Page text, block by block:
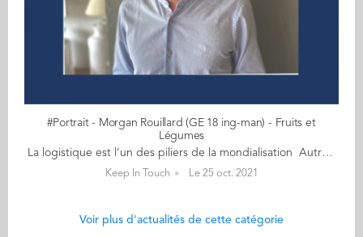
#Portrait - Morgan Rouillard (GE 18 ing-man) - Fruits et
Légumes
La logistique est l’un des piliers de la mondialisation Autrefois un brin sportif, Morgan Rouillard (GE 18) court, à présent, davantage après ses fruits et légumes, un monde exigeant qui ne dort jamais ! Avant même l'obtention de son double diplôme, Morgan se lance à l'assaut de ces denrées périssables et climatosensibles. Cet ingénieur-manager garde la banane en toutes circonstances et peut s'appuyer sur sa patience, son grand sens de l'écoute pour mener à bien ses missions. Actuellement acheteur fruits et légumes chez LIDL France, Morgan se confie sur son métier et cette filière bien spécifique... sans nous raconter de salades bien sûr ! 1) Qu’est-ce qui vous a attiré en premier : le métier d’acheteur ou le secteur ‘fruits et légumes’ ? Après un bac S, j’ai choisi de m’orienter vers le monde de l’Agriculture et de l’Alimentation pour deux raisons : - L’Homme aura toujours besoin de se nourrir ce qui implique que les métiers liés à l’alimentaire seront toujours présents ; - La répartition de la nourriture sur la planète est très mal faite. On peut nourrir l’ensemble de la population mondiale avec l’ensemble des ressources que l’on cultive/élève. Or la famine est encore présente dans de nombreux endroits. Je trouvais ce défi très intéressant. J’ai donc choisi de suivre le cursus ingénieur à l’ESA (Ecole Supérieure d’Agriculture) à Angers. N’étant pas issu du monde agricole et étant intéressé par tout ce qui touche au commerce, il m’a paru évidement de postuler à Audencia pour suivre le programme Ingénieur-Manager avec la majeure 'Supply Chain et Achats'. Pourquoi 'Supply Chain et Achats' ? Tout simplement parce que la logistique est l’un des piliers de la mondialisation et permet à toute entreprise d’atteindre ses objectifs en terme de temps et de réduire ses coûts. Quant à l’achat, c’est un domaine qui m’intéresse avec la négociation des prix et le relationnel avec le client. Il s’agit d’une fonction majeure au sein des entreprises. Suite à cela, j’ai réalisé mon stage de fin d’études en tant qu’acheteur Fruits et Légumes à Leclerc, à la Scamark plus précisément (entité qui gère les marques distributeurs de Leclerc). J’ai été embauché et je suis resté un an à ce poste avant que LIDL me contacte pour devenir acheteur Fruits et Légumes chez eux. Cela fait maintenant trois ans que j’y suis. J’ai saisi cette occasion car même si Leclerc est n°1 en part de marché en grande distribution, LIDL reste l’une des enseignes les plus surveillées de part sa croissance et notamment en Fruits et Légumes. Par ailleurs, après avoir travaillé dans un mouvement indépendant (Leclerc), je voulais voir comment fonctionne une enseigne centralisée. 2) Quelles qualités et compétences requièrent votre poste ? Les compétences nécessaires à mon poste sont la connaissance produit (que l’on acquiert avec l’expérience), la réactivité (les fruits et légumes sont des denrées périssables et climatosensibles), la prise d’initiative et un bon relationnel (que ce soit vis-à-vis des fournisseurs ou des entrepôts). Il faut aussi être doté d’un esprit d’analyse afin d’obtenir la meilleure rentabilité sur ces produits et éviter les pertes en adaptant sa gamme de produits chaque semaine et en mettant en place des promotions au moment opportun. La rigueur est aussi de mise, mon métier étant avant tout opérationnel. il faut donc être organisé. 3) Votre journée type ? Je n’ai pas de journée type car aucune ne se ressemble. Je suis confronté à de nouvelles problématiques tous les jours. Je parlerai plutôt de semaine type. Chaque semaine, je négocie mes prix d’achat sur l’ensemble de ma gamme (que je fais varier d’une semaine à l’autre en fonction de la saisonnalité). Je fixe les prix de vente et définis les promotions pour les semaines à venir. Je m’assure de la qualité de mes produits à travers des dégustations afin de vérifier le respect des cahiers des charges que j’ai établis et je refuse ou non la marchandise qui arrive dans l’ensemble de nos entrepôts. A plus long terme, je réalise une veille concurrentielle pour garantir la cohérence de ma gamme de produits vis-à-vis de mes concurrents : prospection de nouveaux fournisseurs, lancement de nouveaux produits. Je gère également des projets en lien avec le packaging, la RSE et la communication, tel le lancement d’une nouvelle gamme de pommes de terre issues de l’agriculture régénératrice avec la mise de contrat de type tripartite. Pour m’épauler, un chargé d’approvisionnement s’occupe de la bonne gestion et répartition des volumes que j’achète au sein de nos différents entrepôts. 4) Quelles sont les difficultés, propres à votre domaine d’activité, auxquelles vous êtes confronté ? Les difficultés rencontrées sont surtout d’ordre logistique et climatologique. En effet, un problème de transport (marchandise qui n’arrive pas) peut avoir des conséquences : - Rupture en magasin ce qui peut entrainer une insatisfaction client - Perte du chiffre d’affaires Le climat affecte beaucoup mon métier. En effet, après de fortes pluies, un produit peut être beaucoup plus fragile et donc évoluer beaucoup plus rapidement en magasin, ce qui peut entraîner des pertes. De plus, cela peut provoquer un manque de disponibilité sur un produit et donc l’augmentation considérable de son prix d’achat ainsi que la difficulté à s’approvisionner pour couvrir le besoin de nos 1600 magasins. 5) Quel est votre meilleur souvenir à l'Ecole ? Les campagnes BDE bien sûr (quoi de mieux que de s’amuser) mais aussi les cours de simulation d’entreprise que j’ai pu faire à l’ESA et à Audencia... ce qui dénote des cours magistraux.
Keep In Touch Le 25 oct. 2021
Voir plus d'actualités de cette catégorie